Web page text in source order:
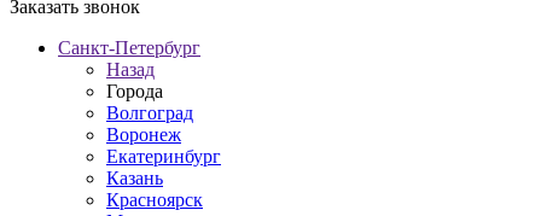
Заказать звонок
Санкт-Петербург
Назад
Города
Волгоград
Воронеж
Екатеринбург
Казань
Красноярск